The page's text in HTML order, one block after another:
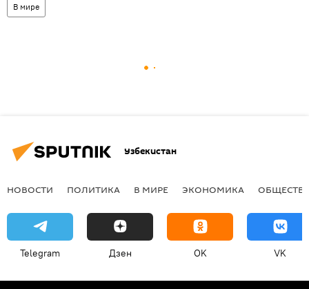
В мире
Узбекистан
НОВОСТИ ПОЛИТИКА В МИРЕ ЭКОНОМИКА
Telegram Дзен OK VK